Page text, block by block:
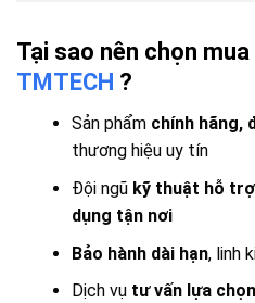
Tại sao nên chọn
TMTECH ?
Sản phẩm chính hãng,
thương hiệu uy tín
Đội ngũ kỹ thuật hỗ
dụng tận nơi
Bảo hành dài hạn, linh
Dịch vụ tư vấn lựa